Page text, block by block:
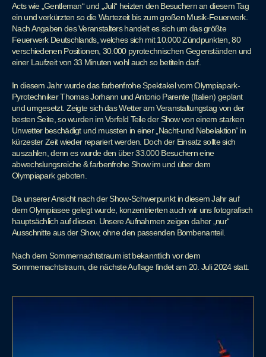
Acts wie „Gentleman“ und „Juli“ heizten den Besuchern an diesem Tag
ein und verkürzten so die Wartezeit bis zum großen Musik-Feuerwerk.
Nach Angaben des Veranstalters handelt es sich um das größte
Feuerwerk Deutschlands, welches sich mit 10.000 Zündpunkten, 80
verschiedenen Positionen, 30.000 pyrotechnischen Gegenständen und
einer Laufzeit von 33 Minuten wohl auch so betiteln darf.
In diesem Jahr wurde das farbenfrohe Spektakel vom Olympiapark-
Pyrotechniker Thomas Jorhann und Antonio Parente (Italien) geplant
und umgesetzt. Zeigte sich das Wetter am Veranstaltungstag von der
besten Seite, so wurden im Vorfeld Teile der Show von einem starken
Unwetter beschädigt und mussten in einer „Nacht-und Nebelaktion“ in
kürzester Zeit wieder repariert werden. Doch der Einsatz sollte sich
auszahlen, denn es wurde den über 33.000 Besuchern eine
abwechslungsreiche & farbenfrohe Show im und über dem
Olympiapark geboten.
Da unserer Ansicht nach der Show-Schwerpunkt in diesem Jahr auf
dem Olympiasee gelegt wurde, konzentrierten auch wir uns fotografisch
hauptsächlich auf diesen. Unsere Aufnahmen zeigen daher „nur“
Ausschnitte aus der Show, ohne den passenden Bombenanteil.
Nach dem Sommernachtstraum ist bekanntlich vor dem
Sommernachtstraum, die nächste Auflage findet am 20. Juli 2024 statt.